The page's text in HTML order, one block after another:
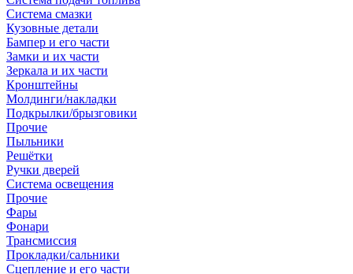
Система смазки
Кузовные детали
Бампер и его части
Замки и их части
Зеркала и их части
Кронштейны
Молдинги/накладки
Подкрылки/брызговики
Прочие
Пыльники
Решётки
Ручки дверей
Система освещения
Прочие
Фары
Фонари
Трансмиссия
Прокладки/сальники
Сцепление и его части